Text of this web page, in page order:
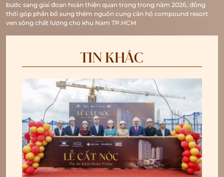
bước sang giai đoạn hoàn thiện quan trọng trong năm 2026, đồng
thời góp phần bổ sung thêm nguồn cung căn hộ compound resort
ven sông chất lượng cho khu Nam TP.HCM
TIN KHÁC